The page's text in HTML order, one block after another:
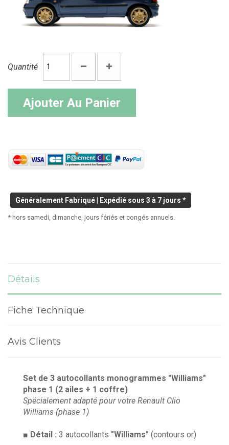
Quantité
Ajouter Au Panier
Généralement Fabriqué | Expédié sous 3 à 7 jours *
* hors samedi, dimanche, jours fériés et congés annuels.
Détails
Fiche Technique
Avis Clients
Set de 3 autocollants monogrammes "Williams"
phase 1 (2 ailes + 1 coffre)
Spécialement adapté pour votre Renault Clio
Williams (phase 1)
■ Détail : 3 autocollants "Williams" (contours or)